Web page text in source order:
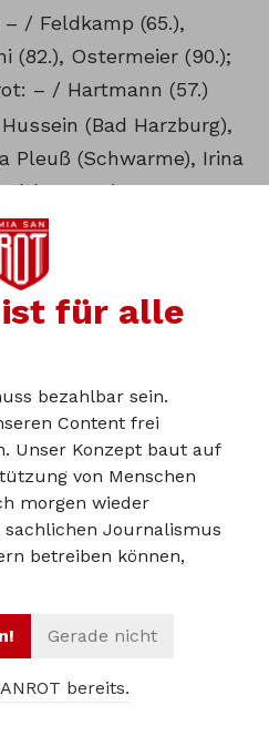
– / Feldkamp (65.),
(82.), Ostermeier (90.);
– / Hartmann (57.)
(Bad Harzburg),
Pleuß (Schwarme), Irina
(Barnten)
Sgs Essen
für alle
bezahlbar sein.
Content frei
Unser Konzept baut auf
von Menschen
morgen wieder
Journalismus
betreiben können,
Gerade nicht
bereits.